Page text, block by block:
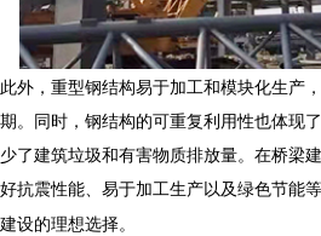
此外 ，重型钢结构易于加工和模块化生产
期。同时，钢结构的可重复利用性也体现
少了建筑垃圾和有害物质排放量。在桥梁
好抗震性能、易于加工生产以及绿色节能
建设的理想选择。